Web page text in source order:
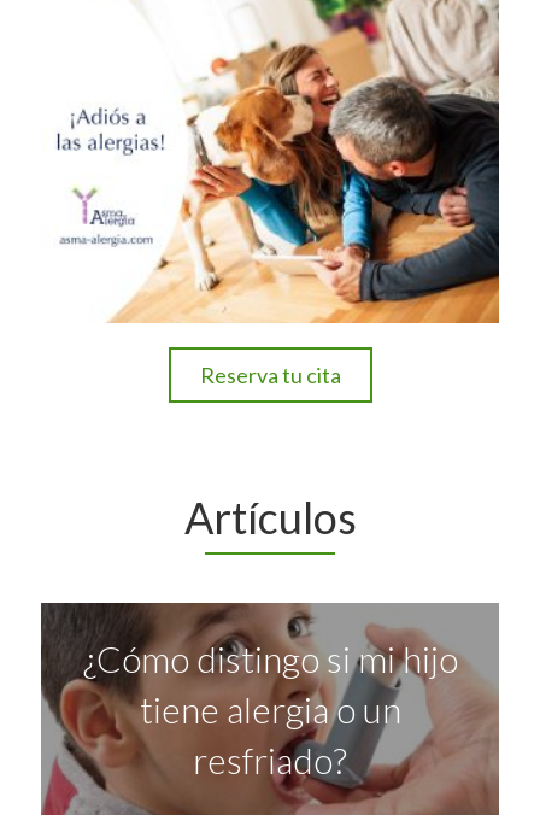
Reserva tu cita
Artículos
¿Cómo distingo si mi hijo
tiene alergia o un
resfriado?